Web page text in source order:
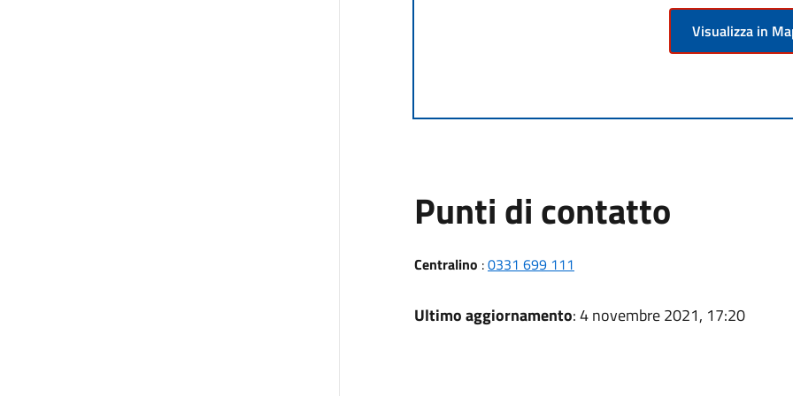
Visualizza in
Punti di contatto
Centralino :0331 699 111
Ultimo aggiornamento: 4 novembre 2021, 17:20